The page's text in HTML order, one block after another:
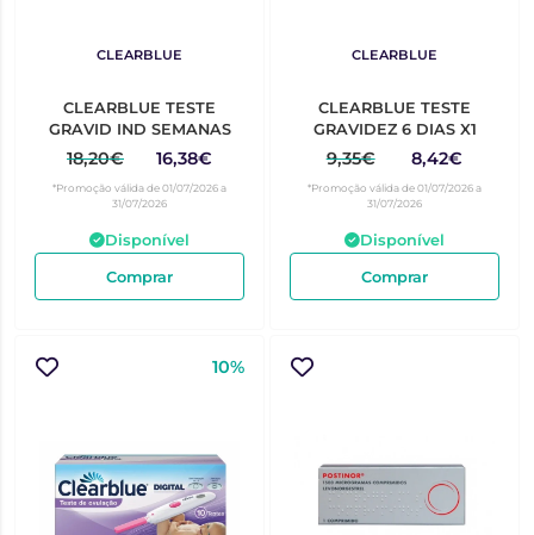
CLEARBLUE
CLEARBLUE TESTE
GRAVID IND SEMANAS
18,20€ 16,38€
*Promoção válida de 01/07/2026 a
31/07/2026
Disponível
Comprar
CLEARBLUE
CLEARBLUE TESTE
GRAVIDEZ 6 DIAS X1
9,35€ 8,42€
*Promoção válida de 01/07/2026 a
31/07/2026
Disponível
Comprar
10%